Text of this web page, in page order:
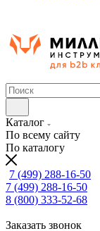
Каталог
По всему сайту
По каталогу
7 (499) 288-16-50
7 (499) 288-16-50
8 (800) 333-52-68
Заказать звонок